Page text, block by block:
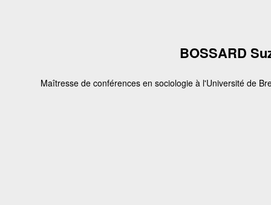
BOSSARD
Maîtresse de conférences en sociologie à l'Université de